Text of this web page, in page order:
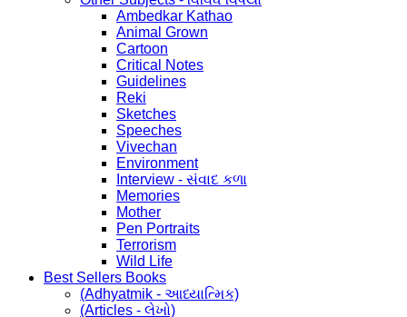
Ambedkar Kathao
Animal Grown
Cartoon
Critical Notes
Guidelines
Reki
Sketches
Speeches
Vivechan
Environment
Interview - સંવાદ કળા
Memories
Mother
Pen Portraits
Terrorism
Wild Life
Best Sellers Books
(Adhyatmik - આધ્યાત્મિક)
(Articles - લેખો)